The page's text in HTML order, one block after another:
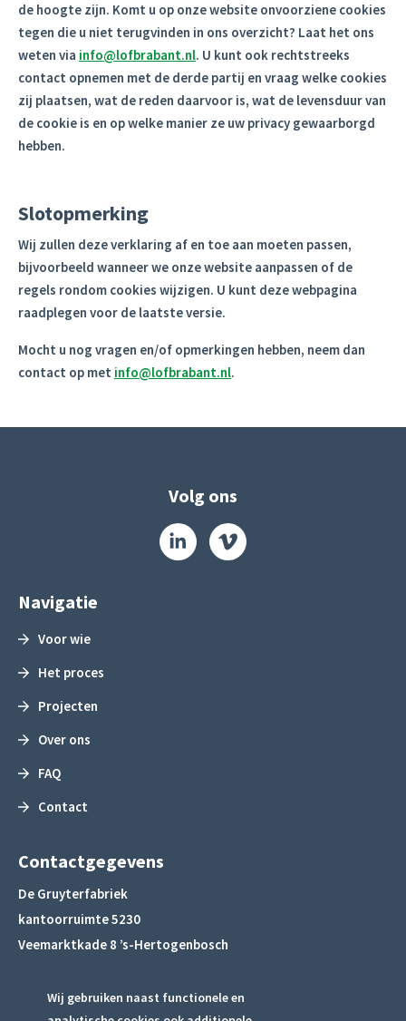
Wij gebruiken naast functionele en
de hoogte zijn. Komt u op onze website onvoorziene cookies
tegen die u niet terugvinden in ons overzicht? Laat het ons
weten via info@lofbrabant.nl. U kunt ook rechtstreeks
contact opnemen met de derde partij en vraag welke cookies
zij plaatsen, wat de reden daarvoor is, wat de levensduur van
de cookie is en op welke manier ze uw privacy gewaarborgd
hebben.
Slotopmerking
Wij zullen deze verklaring af en toe aan moeten passen,
bijvoorbeeld wanneer we onze website aanpassen of de
regels rondom cookies wijzigen. U kunt deze webpagina
raadplegen voor de laatste versie.
Mocht u nog vragen en/of opmerkingen hebben, neem dan
contact op met info@lofbrabant.nl.
Volg ons
Navigatie
Voor wie
Het proces
Projecten
Over ons
FAQ
Contact
Contactgegevens
De Gruyterfabriek
kantoorruimte 5230
Veemarktkade 8 ’s-Hertogenbosch